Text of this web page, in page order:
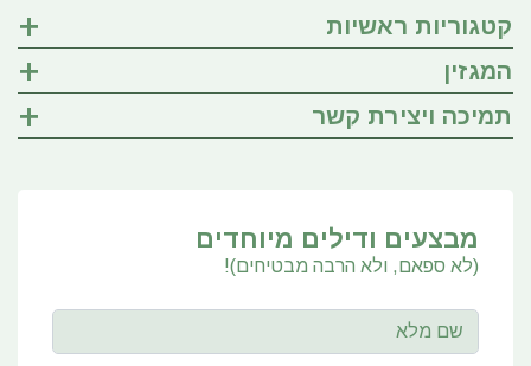
קטגוריות ראשיות
המגזין
תמיכה ויצירת קשר
מבצעים ודילים מיוחדים
(לא ספאם, ולא הרבה מבטיחים)!